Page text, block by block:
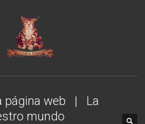
página web | La
mundo